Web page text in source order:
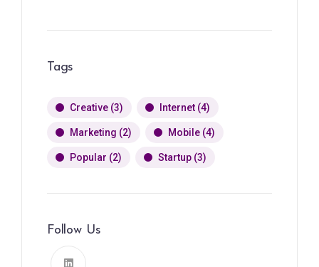
Tags
Creative (3) Internet (4)
Marketing (2) Mobile (4)
Popular (2) Startup (3)
Follow Us